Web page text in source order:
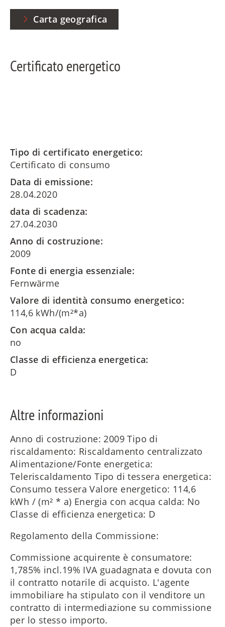
Carta geografica
Certificato energetico
Tipo di certificato energetico:
Certificato di consumo
Data di emissione:
28.04.2020
data di scadenza:
27.04.2030
Anno di costruzione:
2009
Fonte di energia essenziale:
Fernwärme
Valore di identità consumo energetico:
114,6 kWh/(m²*a)
Con acqua calda:
no
Classe di efficienza energetica:
D
Altre informazioni
Anno di costruzione: 2009 Tipo di
riscaldamento: Riscaldamento centralizzato
Alimentazione/Fonte energetica:
Teleriscaldamento Tipo di tessera energetica:
Consumo tessera Valore energetico: 114,6
kWh / (m² * a) Energia con acqua calda: No
Classe di efficienza energetica: D
Regolamento della Commissione:
Commissione acquirente è consumatore:
1,785% incl.19% IVA guadagnata e dovuta con
il contratto notarile di acquisto. L'agente
immobiliare ha stipulato con il venditore un
contratto di intermediazione su commissione
per lo stesso importo.